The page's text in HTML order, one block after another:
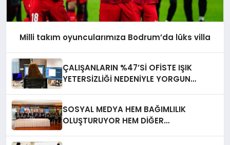
Milli takım oyuncularımıza Bodrum’da lüks villa
ÇALIŞANLARIN %47’Sİ OFİSTE IŞIK
YETERSİZLİĞİ NEDENİYLE YORGUN
SOSYAL MEDYA HEM BAĞIMLILIK
OLUŞTURUYOR HEM DİĞER